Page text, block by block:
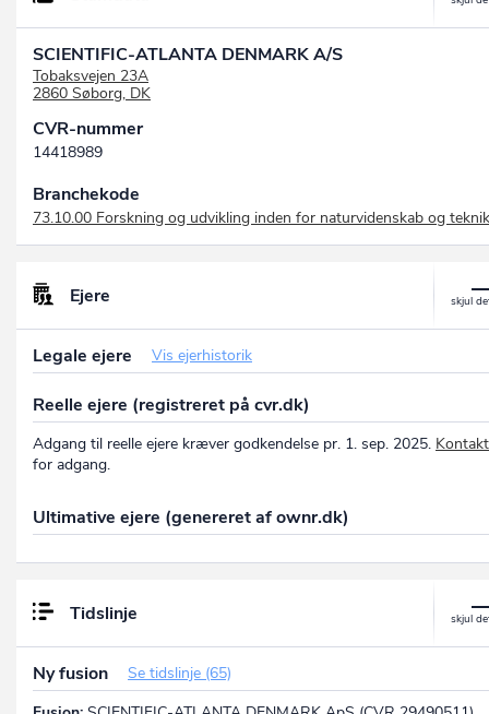
SCIENTIFIC-ATLANTA DENMARK A/S
Tobaksvejen 23A
2860 Søborg, DK
CVR-nummer
14418989
Branchekode
73.10.00 Forskning og udvikling inden for naturvidenskab og teknik
Ejere
Legale ejere Vis ejerhistorik
Reelle ejere (registreret på cvr.dk)
Adgang til reelle ejere kræver godkendelse pr. 1. sep. 2025.
for adgang.
Ultimative ejere (genereret af ownr.dk)
Tidslinje
Ny fusion
Se tidslinje (65)